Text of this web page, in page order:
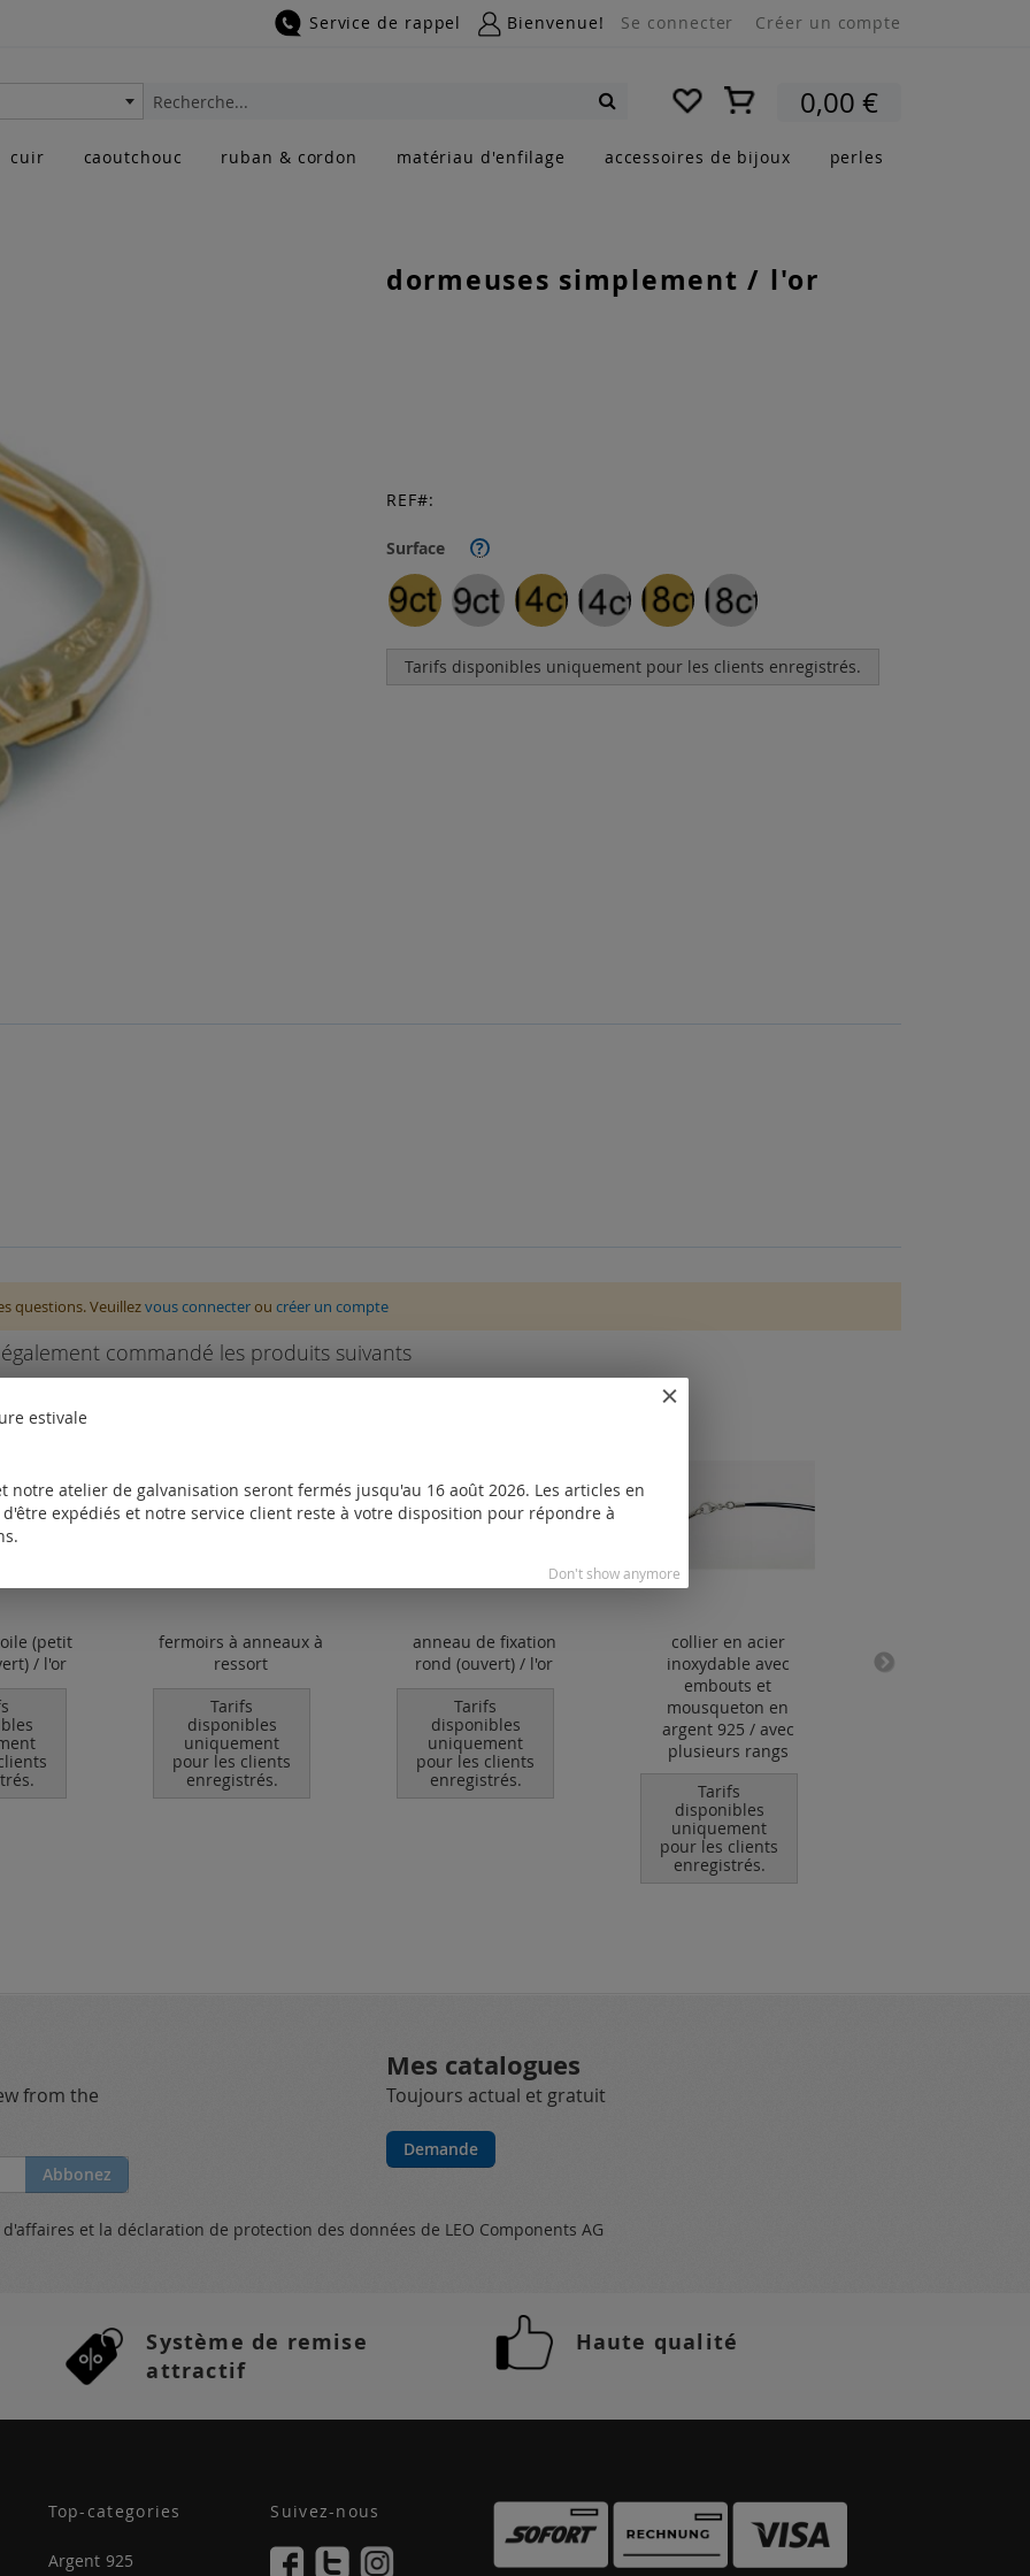
Service de rappel Bienvenue! Se connecter Créer un compte
Mon panier0,00 €
Rechercher
cuir caoutchouc ruban & cordon matériau d'enfilage accessoires de bijoux perles
dormeuses simplement / l'or
Surface ?
Tarifs disponibles uniquement pour les clients enregistrés.
REF
questions. Veuillezvous connecterou créer un compte
commandé les produits suivants
(petit
/ l'or
fermoirs à anneaux à
ressort
Tarifs
disponibles
uniquement
pour les clients
enregistrés.
anneau de fixation
rond (ouvert) / l'or
Tarifs
disponibles
uniquement
pour les clients
enregistrés.
collier en acier
inoxydable avec
embouts et
mousqueton en
argent 925 / avec
plusieurs rangs
Tarifs
disponibles
uniquement
pour les clients
enregistrés.
boule / inclu
from the
Abbonez
Mes catalogues
Toujours actual et gratuit
Demande
d'affaires et la déclaration de protection des données de LEO Components AG
Système de remise
attractif
Haute qualité
Top-categories
Argent 925
Suivez-nous
estivale
notre atelier de galvanisation seront fermés jusqu'au 16 août 2026. Les articles en
expédiés et notre service client reste à votre disposition pour répondre à
Don't show anymore